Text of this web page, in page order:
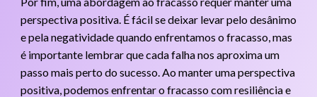
perspectiva positiva. É fácil se deixar levar pelo desânimo
e pela negatividade quando enfrentamos o fracasso, mas
é importante lembrar que cada falha nos aproxima um
passo mais perto do sucesso. Ao manter uma perspectiva
positiva, podemos enfrentar o fracasso com resiliência e